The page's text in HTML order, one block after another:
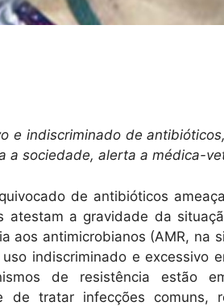
e indiscriminado de
a sociedade, alerta a médica-
de antibióticos
atestam a gravidade da
aos antimicrobianos (AMR, na
indiscriminado e excessivo
de resistência estão
de tratar infecções comuns,